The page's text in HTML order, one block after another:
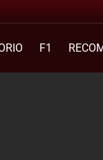
F1